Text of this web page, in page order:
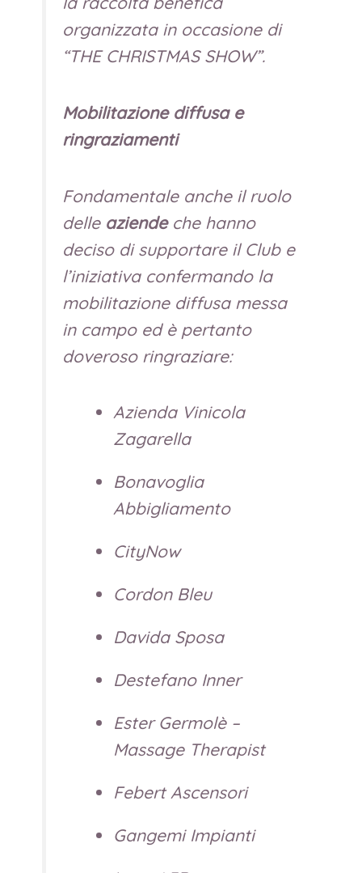
organizzata in occasione di
“THE CHRISTMAS SHOW”.
Mobilitazione diffusa e
ringraziamenti
Fondamentale anche il ruolo
delle aziendeche hanno
deciso di supportare il Club e
l’iniziativa confermando la
mobilitazione diffusa messa
in campo ed è pertanto
doveroso ringraziare:
Azienda Vinicola
Zagarella
Bonavoglia
Abbigliamento
CityNow
Cordon Bleu
Davida Sposa
Destefano Inner
Ester Germolè –
Massage Therapist
Febert Ascensori
Gangemi Impianti